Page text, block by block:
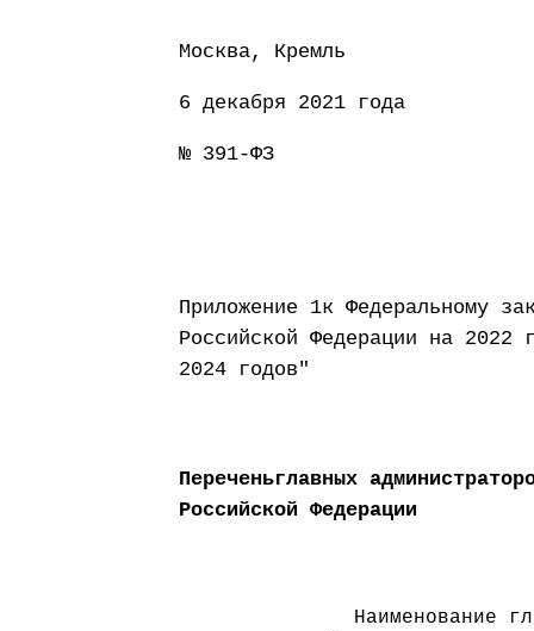
Москва, Кремль
6 декабря 2021 года
№ 391-ФЗ
Приложение 1к Федеральному
Российской Федерации на 2022
2024 годов"
Переченьглавных
Российской Федерации
Наименование